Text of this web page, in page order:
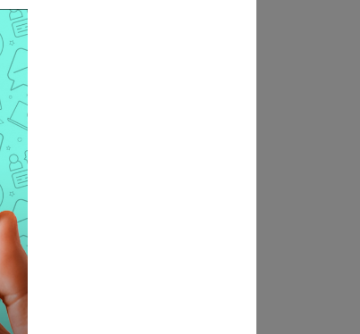
o carrera